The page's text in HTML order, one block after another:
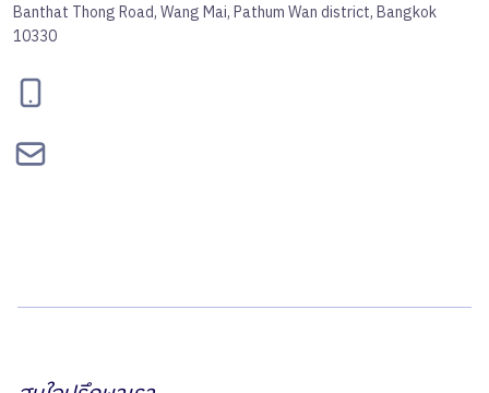
Banthat Thong Road, Wang Mai, Pathum Wan district, Bangkok
10330